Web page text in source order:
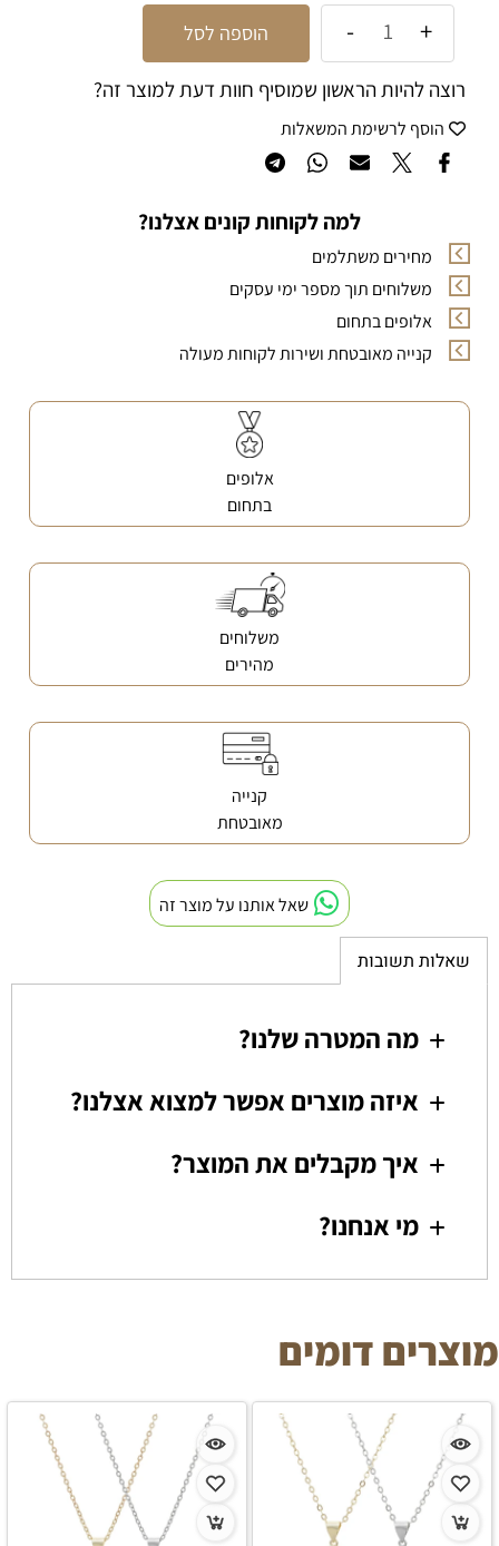
הוספה לסל
רוצה להיות הראשון שמוסיף חוות דעת למוצר זה?
הוסף לרשימת המשאלות
למה לקוחות קונים אצלנו?
מחירים משתלמים
משלוחים תוך מספר ימי עסקים
אלופים בתחום
קנייה מאובטחת ושירות לקוחות מעולה
אלופים
בתחום
משלוחים
מהירים
קנייה
מאובטחת
שאל אותנו על מוצר זה
שאלות תשובות
מה המטרה שלנו?
איזה מוצרים אפשר למצוא אצלנו?
איך מקבלים את המוצר?
מי אנחנו?
מוצרים דומים